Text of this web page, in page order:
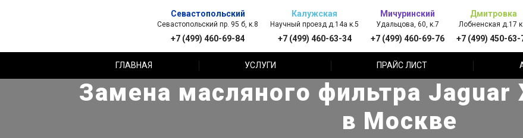
Севастопольский
Севастопольский пр. 95 б, к.8
+7 (499) 460-69-84
Калужская
Научный проезд д.14а к.5
+7 (499) 460-63-34
Мичуринский
Удальцова, 60, к.7
+7 (499) 460-69-76
Дмитровка
Лобненская д.17
+7 (499) 450-63-
ГЛАВНАЯ УСЛУГИ ПРАЙС ЛИСТ
Замена масляного фильтра Jaguar
в Москве